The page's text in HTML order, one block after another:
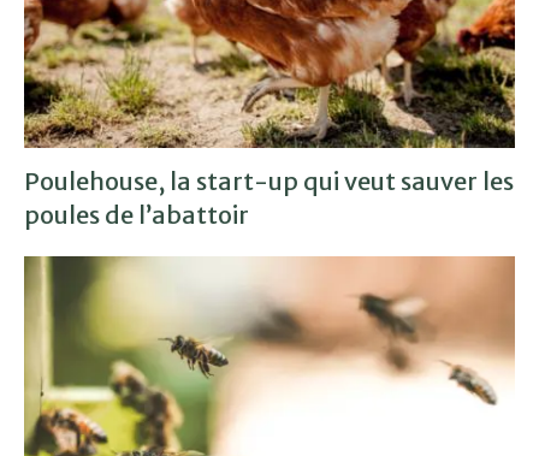
Poulehouse, la start-up qui veut sauver les
poules de l’abattoir